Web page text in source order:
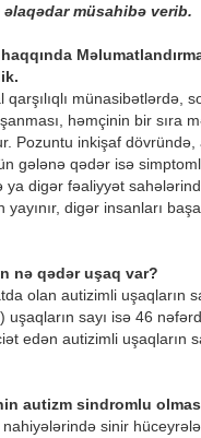
əlaqədar müsahibə verib.
münasibətlərdə,
həmçinin bir sıra
Pozuntu inkişaf dövründə,
gələnə qədər isə
ya digər fəaliyyət
digər insanları
nə qədər uşaq var?
olan autizimli uşaqların
uşaqların sayı isə 46
edən autizimli uşaqların
autizm sindromlu
sinir